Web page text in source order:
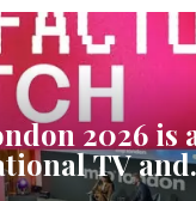
2026 is
TV and